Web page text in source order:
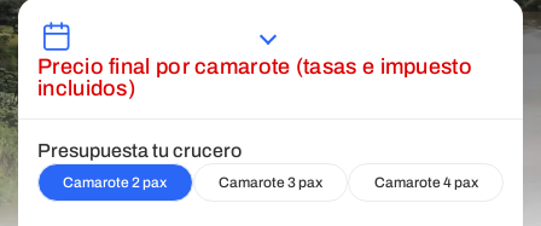
Precio final por camarote (tasas e impuesto
incluidos)
Presupuesta tu crucero
Camarote 2 pax Camarote 3 pax Camarote 4 pax